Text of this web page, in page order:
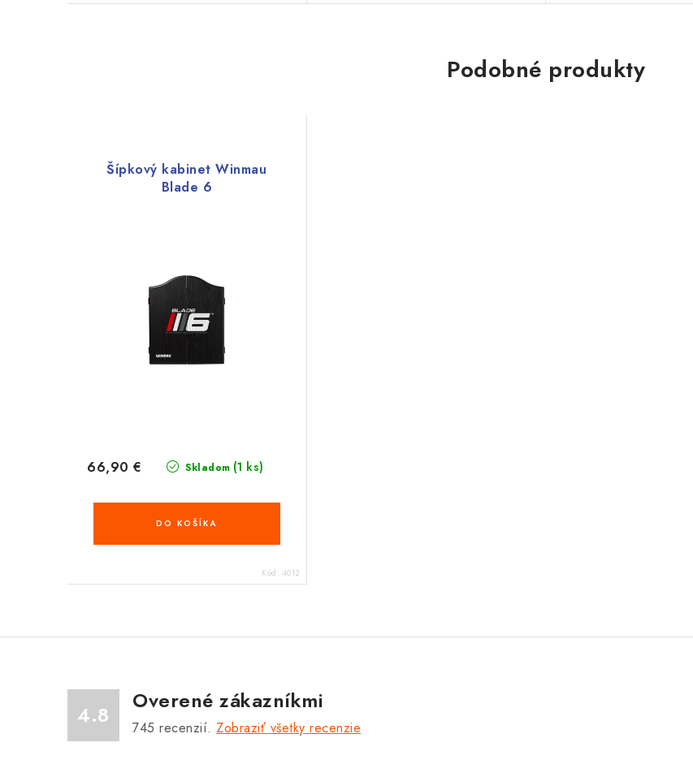
Podobné produkty
Šípkový kabinet Winmau
Blade 6
Skladom (1 ks)
66,90 €
DO KOŠÍKA
Kód: 4012
4.8
Overené zákazníkmi
745 recenzií. Zobraziť všetky recenzie